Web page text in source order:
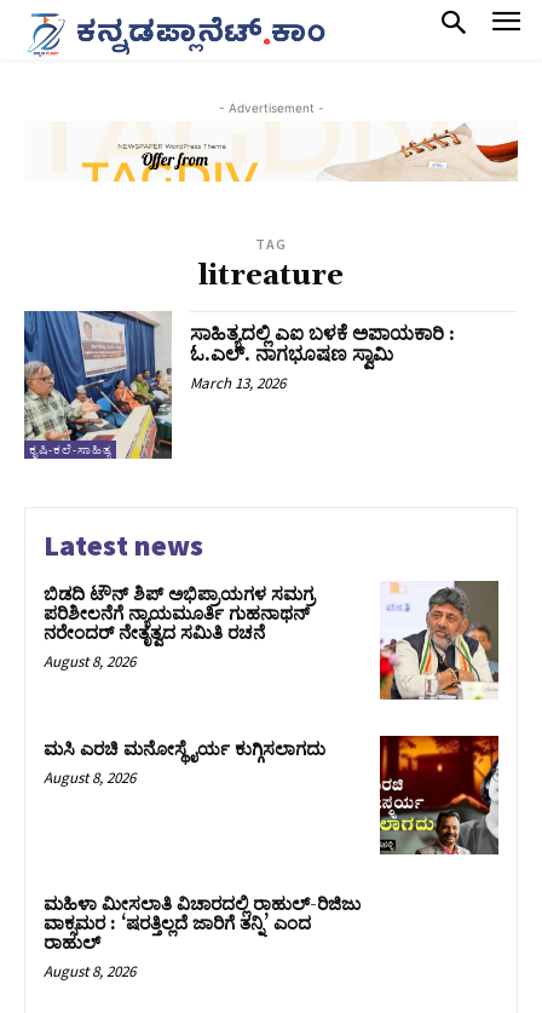
- Advertisement -
TAG
litreature
ಕೃಷಿ-ಕಲೆ-ಸಾಹಿತ್ಯ
ಸಾಹಿತ್ಯದಲ್ಲಿ ಎಐ ಬಳಕೆ ಅಪಾಯಕಾರಿ :
ಓ.ಎಲ್. ನಾಗಭೂಷಣ ಸ್ವಾಮಿ
March 13, 2026
Latest news
ಬಿಡದಿ ಟೌನ್ ಶಿಪ್ ಅಭಿಪ್ರಾಯಗಳ ಸಮಗ್ರ
ಪರಿಶೀಲನೆಗೆ ನ್ಯಾಯಮೂರ್ತಿ ಗುಹನಾಥನ್
ನರೇಂದರ್ ನೇತೃತ್ವದ ಸಮಿತಿ ರಚನೆ
August 8, 2026
ಮಸಿ ಎರಚಿ ಮನೋಸ್ಥೈರ್ಯ ಕುಗ್ಗಿಸಲಾಗದು
August 8, 2026
ಮಹಿಳಾ ಮೀಸಲಾತಿ ವಿಚಾರದಲ್ಲಿ ರಾಹುಲ್‌-ರಿಜಿಜು
ವಾಕ್ಸಮರ : ‘ಷರತ್ತಿಲ್ಲದೆ ಜಾರಿಗೆ ತನ್ನಿ’ ಎಂದ
ರಾಹುಲ್‌
August 8, 2026